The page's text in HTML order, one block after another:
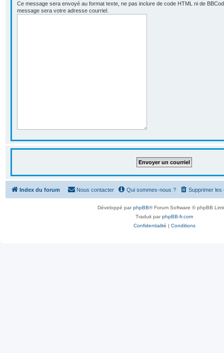
Ce message sera envoyé au format texte, ne pas inclure de code HTML ni de
message sera votre adresse courriel.
Index du forum Supprimer les
Qui sommes-nous ?
Nous contacter
Développé parphpBB® Forum Software © phpBB
Traduit parphpBB-fr.com
Confidentialité | Conditions